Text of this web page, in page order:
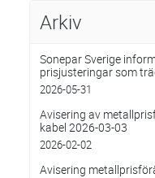
Arkiv
Sonepar Sverige
prisjusteringar som
2026-05-31
Avisering av
kabel 2026-03-03
2026-02-02
Avisering